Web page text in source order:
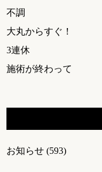
不調
大丸からすぐ！
3連休
施術が終わって
お知らせ (593)